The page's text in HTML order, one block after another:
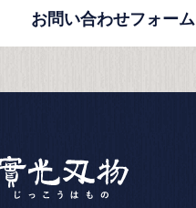
お問い合わせフォーム